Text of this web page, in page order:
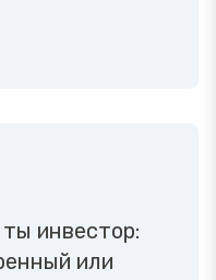
инвестор:
или